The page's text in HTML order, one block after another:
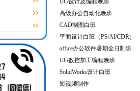
UG设计及编程晚班
高级办公自动化晚班
CAD制图白班
平面设计白班（PS/AI/CDR）
office办公软件暑期全日制班
UG数控加工编程晚班
SolidWorks设计白班
短视频制作